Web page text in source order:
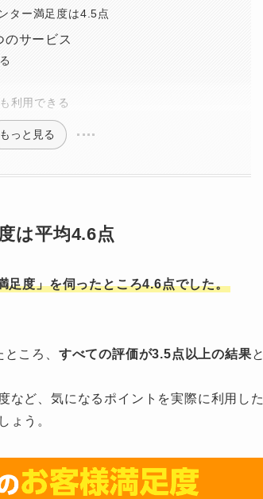
ター満足度は4.5点
サービス
利用できる
もっと見る
は平均4.6点
足度」を伺ったところ4.6点でした。
ころ、 すべての評価が3.5点以上の結果と
など、気になるポイントを実際に利用した
ょう。